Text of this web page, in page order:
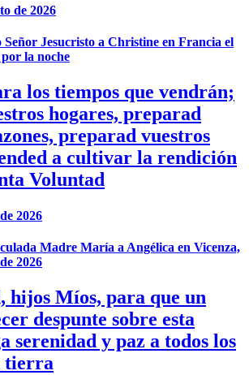
de 2026
Señor Jesucristo a Christine en Francia el
por la noche
los tiempos que vendrán;
hogares, preparad
preparad vuestros
a cultivar la rendición
Voluntad
2026
Madre María a Angélica en Vicenza,
2026
hijos Míos, para que un
despunte sobre esta
serenidad y paz a todos los
tierra